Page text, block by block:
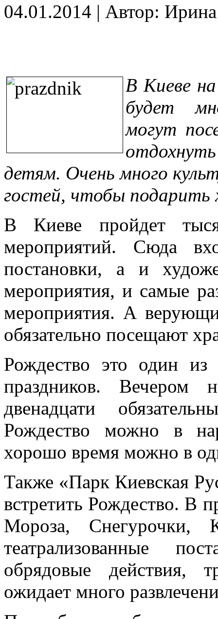
04.01.2014 | Автор:
В Киеве на
будет
могут
детям. Очень много
гостей, чтобы подарить
В Киеве пройдет
мероприятий. Сюда
постановки, а и
мероприятия, и самые
мероприятия. А
обязательно посещают
Рождество это один из
праздников. Вечером
двенадцати
Рождество можно в
хорошо время можно в
Также «Парк Киевская
встретить Рождество. В
Мороза,
театрализованные
обрядовые действия,
ожидает много